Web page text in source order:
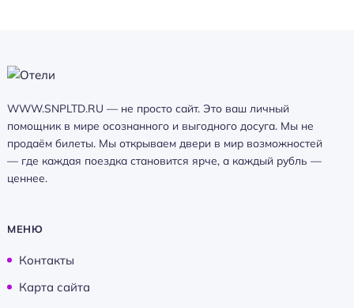
WWW.SNPLTD.RU — не просто сайт. Это ваш личный
помощник в мире осознанного и выгодного досуга. Мы не
продаём билеты. Мы открываем двери в мир возможностей
— где каждая поездка становится ярче, а каждый рубль —
ценнее.
МЕНЮ
Контакты
Карта сайта